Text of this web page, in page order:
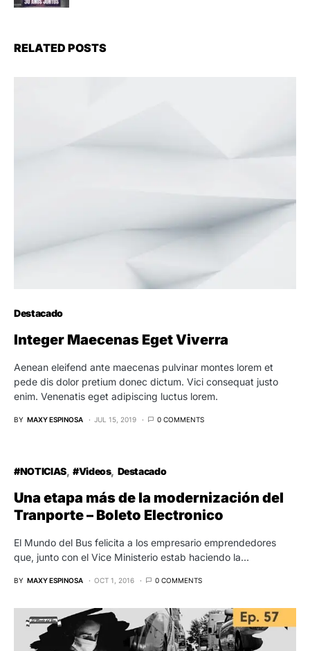
RELATED POSTS
Destacado
Integer Maecenas Eget Viverra
Aenean eleifend ante maecenas pulvinar montes lorem et
pede dis dolor pretium donec dictum. Vici consequat justo
enim. Venenatis eget adipiscing luctus lorem.
BY MAXY ESPINOSA JUL 15, 2019 0 COMMENTS
#NOTICIAS #Videos Destacado
Una etapa más de la modernización del
Tranporte – Boleto Electronico
El Mundo del Bus felicita a los empresario emprendedores
que, junto con el Vice Ministerio estab haciendo la…
BY MAXY ESPINOSA OCT 1, 2016 0 COMMENTS